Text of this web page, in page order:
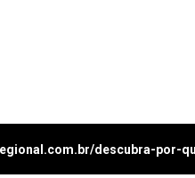
descubra-por-